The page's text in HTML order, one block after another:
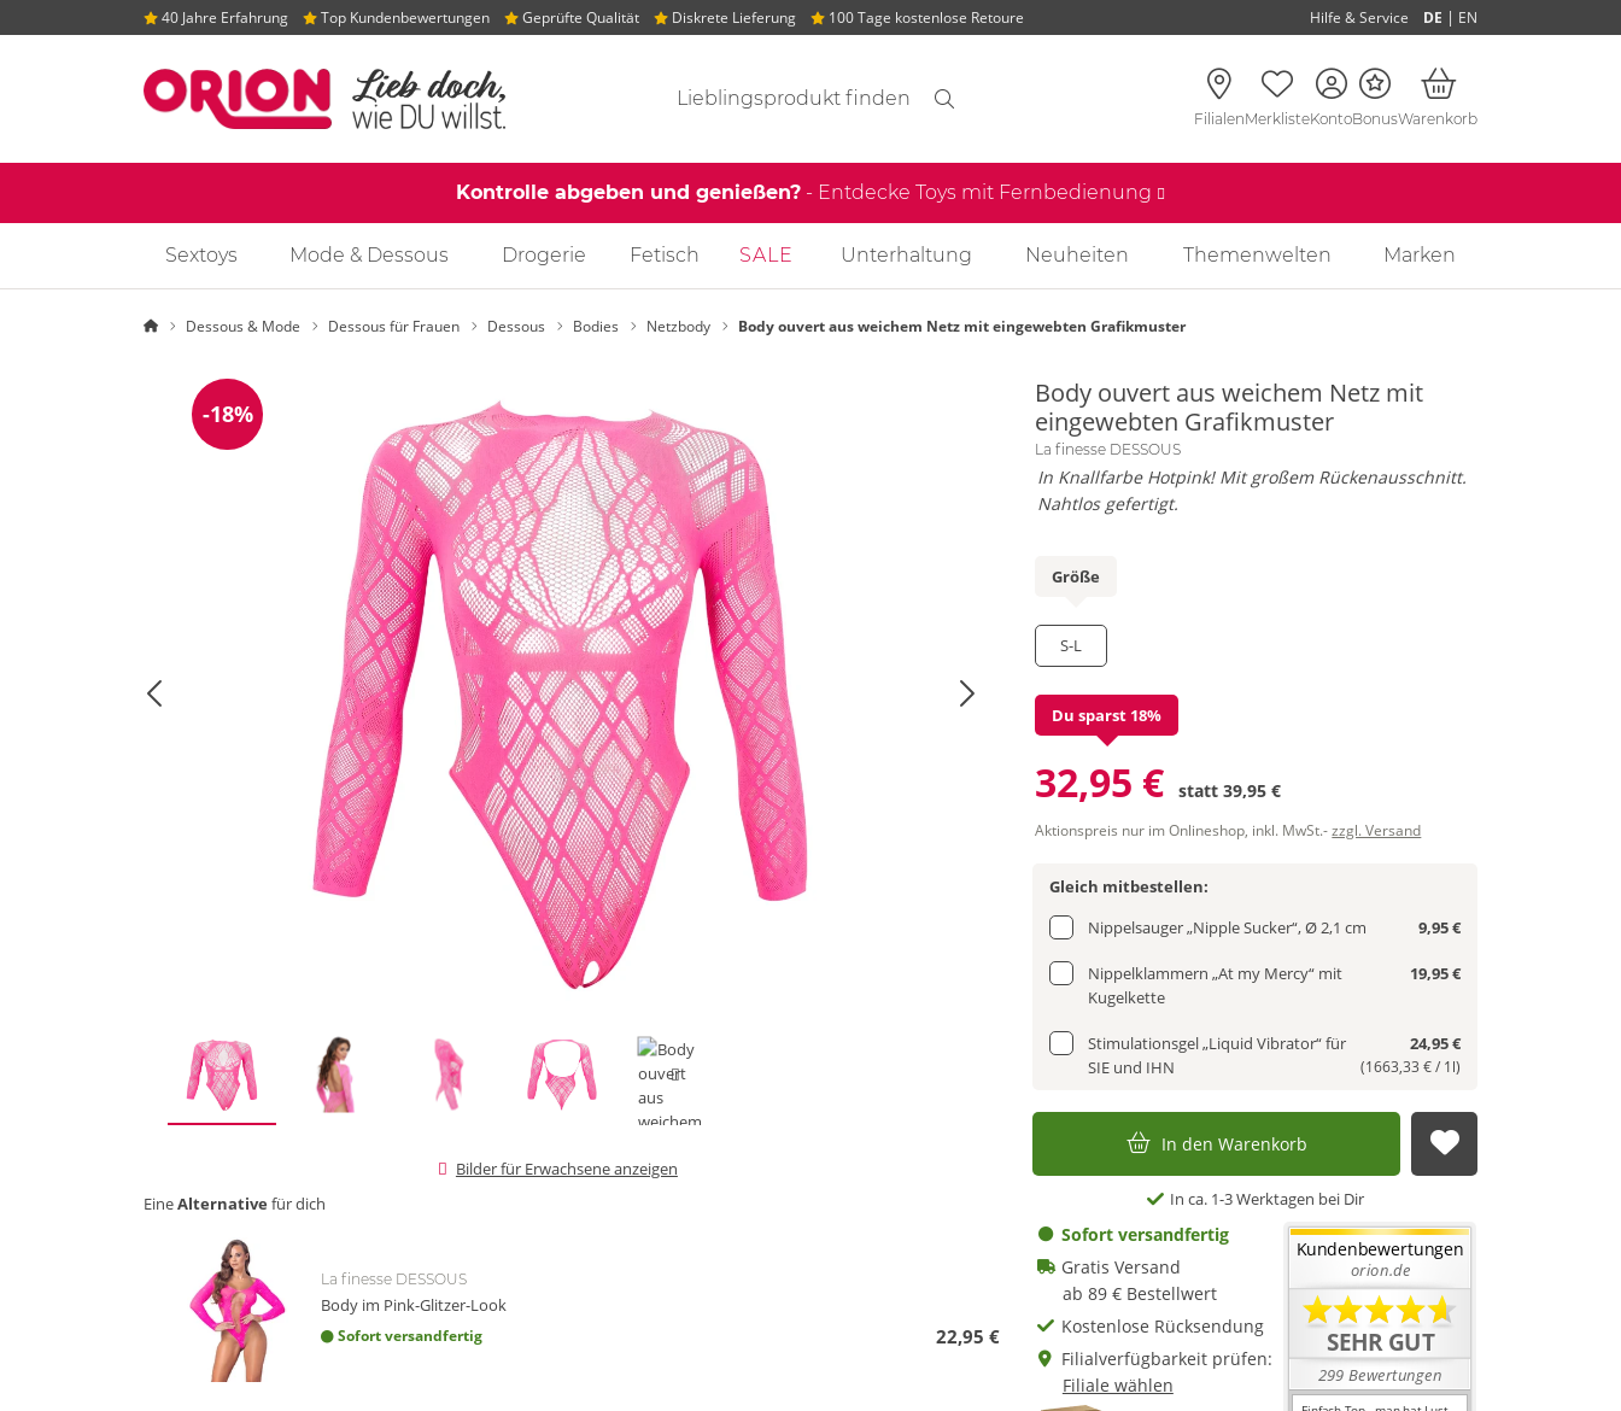
40 Jahre Erfahrung Top Kundenbewertungen Geprüfte Qualität Diskrete Lieferung 100 Tage kostenlose Retoure Hilfe & Service DE | EN
Suchvorschläge
FilialenMerklisteKontoBonusWarenkorb
Kontrolle abgeben und genießen? - Entdecke Toys mit Fernbedienung
Sextoys Mode & Dessous Drogerie Fetisch SALE Unterhaltung Neuheiten Themenwelten Marken
StartseiteDessous & Mode Dessous für Frauen Dessous Bodies Netzbody Body ouvert aus weichem Netz mit eingewebten Grafikmuster
Reduzierung
-18%
Bilder für Erwachsene anzeigen
EineAlternative für dich
La finesse DESSOUS
Body im Pink-Glitzer-Look
Sofort versandfertig 22,95 €
Body ouvert aus weichem Netz mit
eingewebten Grafikmuster
La finesse DESSOUS
In Knallfarbe Hotpink! Mit großem Rückenausschnitt.
Nahtlos gefertigt.
Größe
S-L
Du sparst 18%
32,95 € statt39,95 €
Aktionspreis nur im Onlineshop, inkl. MwSt.-zzgl. Versand
Gleich mitbestellen:
Nippelsauger „Nipple Sucker“, Ø 2,1 cm
9,95 €
Nippelklammern „At my Mercy“ mit
Kugelkette
19,95 €
Stimulationsgel „Liquid Vibrator“ für
SIE und IHN
24,95 €
(1663,33 € / 1l)
In den Warenkorb Auf die
In ca. 1-3 Werktagen bei Dir
Sofort versandfertig
Gratis Versand
ab 89 € Bestellwert
Kostenlose Rücksendung
Filialverfügbarkeit prüfen:
Filiale wählen